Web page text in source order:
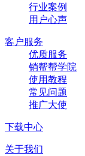
行业案例
用户心声
客户服务
优质服务
销帮帮学院
使用教程
常见问题
推广大使
下载中心
关于我们